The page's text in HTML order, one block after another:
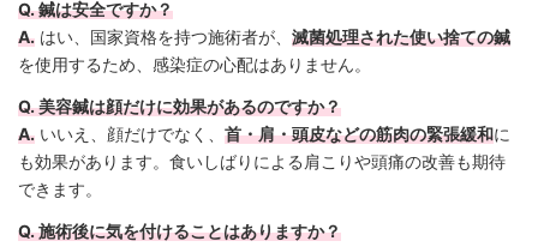
Q. 鍼は安全ですか？
A. はい、国家資格を持つ施術者が、 滅菌処理された使い捨ての鍼
を使用するため、感染症の心配はありません。
Q. 美容鍼は顔だけに効果があるのですか？
A. いいえ、顔だけでなく、 首・肩・頭皮などの筋肉の緊張緩和に
も効果があります。食いしばりによる肩こりや頭痛の改善も期待
できます。
Q. 施術後に気を付けることはありますか？